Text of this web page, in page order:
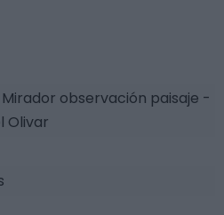
observación paisaje -
Olivar